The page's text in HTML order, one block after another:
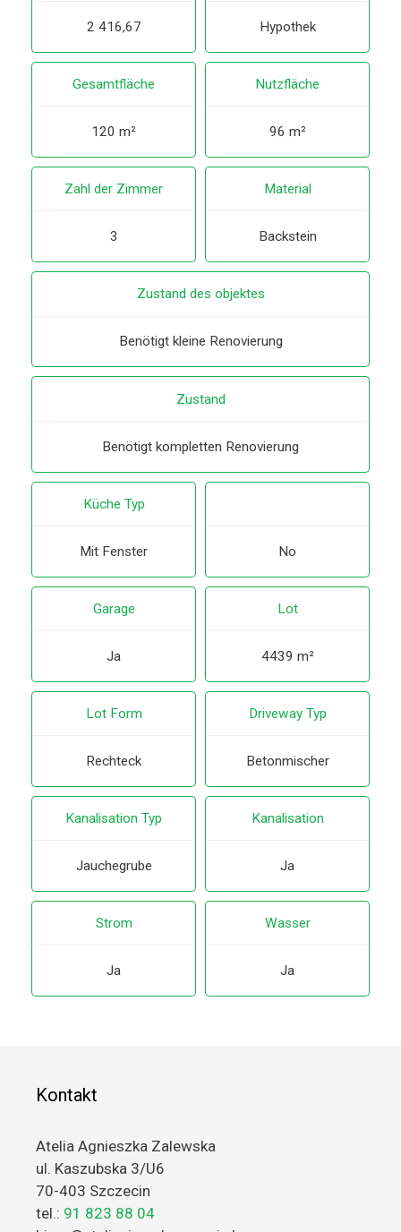
2 416,67 Hypothek
Gesamtfläche
120 m²
Nutzfläche
96 m²
Zahl der Zimmer
3
Material
Backstein
Zustand des objektes
Benötigt kleine Renovierung
Zustand
Benötigt kompletten Renovierung
Küche Typ
Mit Fenster No
Garage
Ja
Lot
4439 m²
Lot Form
Rechteck
Driveway Typ
Betonmischer
Kanalisation Typ
Jauchegrube
Kanalisation
Ja
Strom
Ja
Wasser
Ja
Kontakt
Atelia Agnieszka Zalewska
ul. Kaszubska 3/U6
70-403 Szczecin
tel.: 91 823 88 04